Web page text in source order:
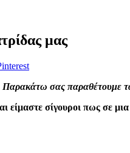
μας
Παρακάτω σας παραθέτουμε
σίγουροι πως σε